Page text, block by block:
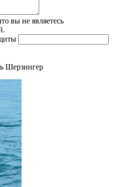
вы не являетесь
Шерзингер